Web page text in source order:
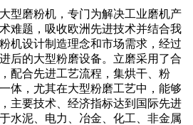
型磨粉机，专门为解决工业磨机产
难题，吸收欧洲先进技术并结合我
机设计制造理念和市场需求，经过
后的大型粉磨设备。立磨采用了合
配合先进工艺流程，集烘干、粉
体，尤其在大型粉磨工艺中，能够
主要技术、经济指标达到国际先进
水泥、电力、冶金、化工、非金属